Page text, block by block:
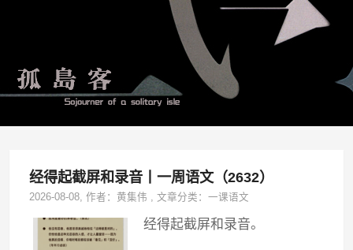
经得起截屏和录音丨一周语文（2632）
2026-08-08, 作者：黄集伟 ,文章分类：一课语文
经得起截屏和录音。